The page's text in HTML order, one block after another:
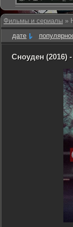
Фильмы и сериалы »
дате
Сноуден (2016)